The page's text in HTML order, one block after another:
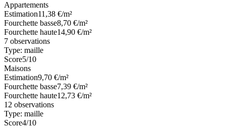
Appartements
Estimation11,38 €/m²
Fourchette basse8,70 €/m²
Fourchette haute14,90 €/m²
7 observations
Type: maille
Score5/10
Maisons
Estimation9,70 €/m²
Fourchette basse7,39 €/m²
Fourchette haute12,73 €/m²
12 observations
Type: maille
Score4/10